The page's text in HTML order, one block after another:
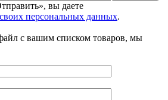
вы даете
персональных данных.
с вашим списком товаров, мы